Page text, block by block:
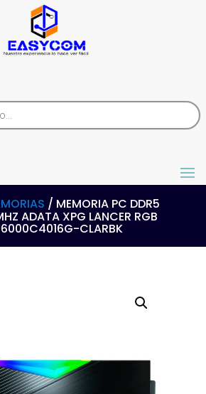
/ MEMORIA PC DDR5
ADATA XPG LANCER RGB
CLARBK